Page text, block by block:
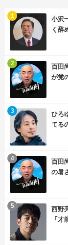
小沢
く辞
1
百田
が党
2
ひろ
てる
3
百田
の暑
4
西野
「
5